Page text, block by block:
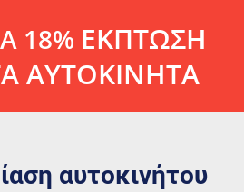
18% ΕΚΠΤΩΣΗ
ΑΥΤΟΚΙΝΗΤΑ
αυτοκινήτου